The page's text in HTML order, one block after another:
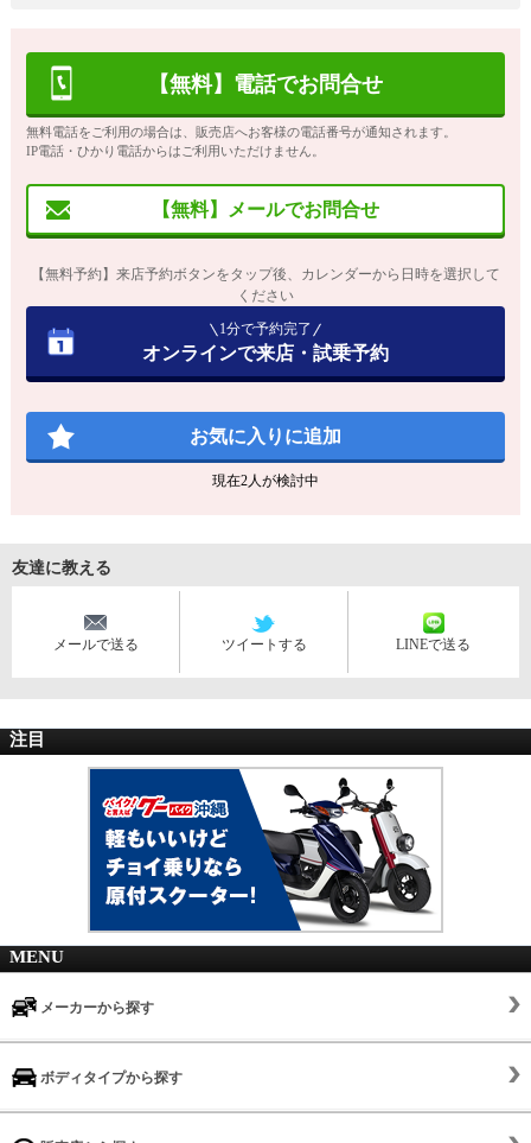
【無料】電話でお問合せ
無料電話をご利用の場合は、販売店へお客様の電話番号が通知されます。
IP電話・ひかり電話からはご利用いただけません。
【無料】メールでお問合せ
【無料予約】来店予約ボタンをタップ後、カレンダーから日時を選択して
ください
1分で予約完了
オンラインで来店・試乗予約
お気に入りに追加
現在2人が検討中
友達に教える
メールで送る ツイートする LINEで送る
注目
MENU
メーカーから探す
ボディタイプから探す